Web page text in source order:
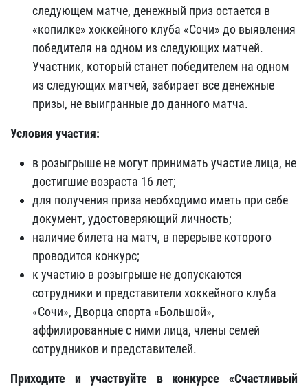
следующем матче, денежный приз остается в
«копилке» хоккейного клуба «Сочи» до выявления
победителя на одном из следующих матчей.
Участник, который станет победителем на одном
из следующих матчей, забирает все денежные
призы, не выигранные до данного матча.
Условия участия:
в розыгрыше не могут принимать участие лица, не
достигшие возраста 16 лет;
для получения приза необходимо иметь при себе
документ, удостоверяющий личность;
наличие билета на матч, в перерыве которого
проводится конкурс;
к участию в розыгрыше не допускаются
сотрудники и представители хоккейного клуба
«Сочи», Дворца спорта «Большой»,
аффилированные с ними лица, члены семей
сотрудников и представителей.
Приходите и участвуйте в конкурсе «Счастливый